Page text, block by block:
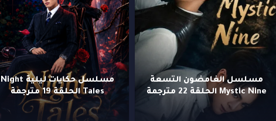
مسلسل الغامضون التسعة
Mystic Nine الحلقة 22 مترجمة
مسلسل حكايات ليلية Night
Tales الحلقة 19 مترجمة